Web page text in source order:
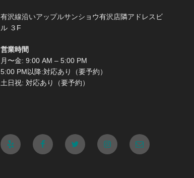
有沢線沿いアップルサンショウ有沢店隣アドレスビ
ル ３F
営業時間
月〜金: 9:00 AM – 5:00 PM
5:00 PM以降:対応あり（要予約）
土日祝: 対応あり（要予約）
Yelp FacebookTwitter Instagram
メ